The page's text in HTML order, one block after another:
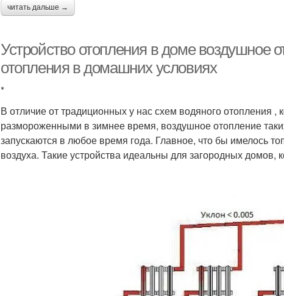
читать дальше →
Устройство отопления в доме воздушное
отопления в домашних условиях
*
В отличие от традиционных у нас схем водяного отопления
размороженными в зимнее время, воздушное отопление
запускаются в любое время года. Главное, что бы имелось
воздуха. Такие устройства идеальны для загородных